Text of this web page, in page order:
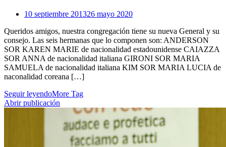
10 septiembre 201326 mayo 2020
Queridos amigos, nuestra congregación tiene su nueva General y su
consejo. Las seis hermanas que lo componen son: ANDERSON
SOR KAREN MARIE de nacionalidad estadounidense CAIAZZA
SOR ANNA de nacionalidad italiana GIRONI SOR MARIA
SAMUELA de nacionalidad italiana KIM SOR MARIA LUCIA de
naconalidad coreana […]
Seguir leyendoMore Tag
Abrir publicación